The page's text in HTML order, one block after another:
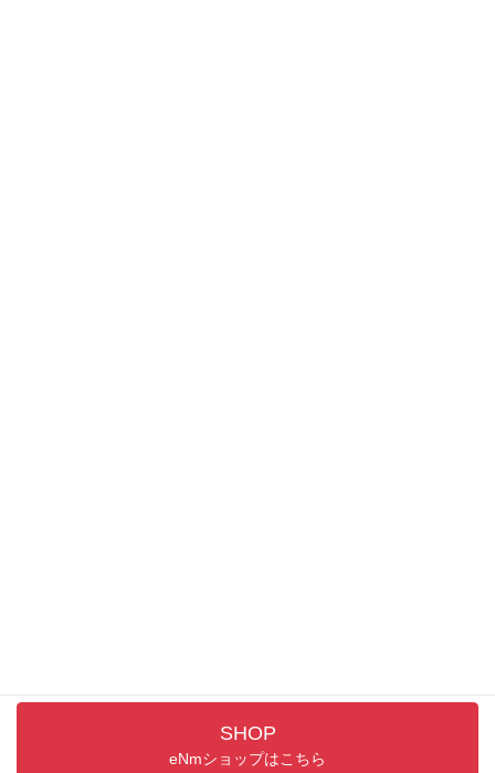
SHOP
eNmショップはこちら